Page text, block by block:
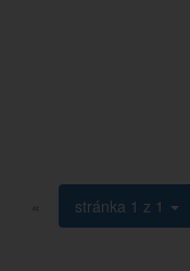
« stránka 1 z 1